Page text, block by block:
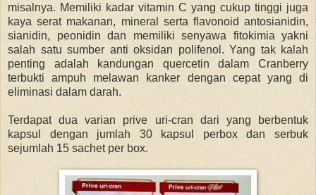
misalnya. Memiliki kadar vitamin C yang cukup tinggi juga
kaya serat makanan, mineral serta flavonoid antosianidin,
sianidin, peonidin dan memiliki senyawa fitokimia yakni
salah satu sumber anti oksidan polifenol. Yang tak kalah
penting adalah kandungan quercetin dalam Cranberry
terbukti ampuh melawan kanker dengan cepat yang di
eliminasi dalam darah.
Terdapat dua varian prive uri-cran dari yang berbentuk
kapsul dengan jumlah 30 kapsul perbox dan serbuk
sejumlah 15 sachet per box.